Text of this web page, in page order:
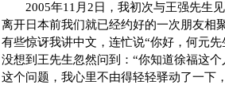
2005年11月2日，我初次与王强先生
离开日本前我们就已经约好的一次朋友相
有些惊讶我讲中文，连忙说“你好，何元
没想到王先生忽然问到：“你知道徐福这
这个问题，我心里不由得轻轻驿动了一下